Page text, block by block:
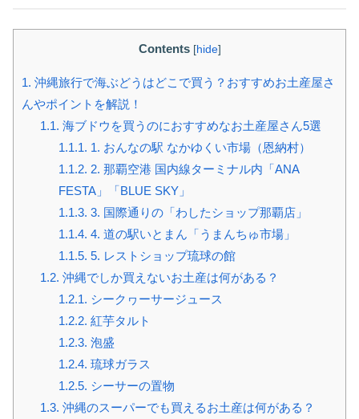
Contents [hide]
1. 沖縄旅行で海ぶどうはどこで買う？おすすめお土産屋さ
んやポイントを解説！
1.1. 海ブドウを買うのにおすすめなお土産屋さん5選
1.1.1. 1. おんなの駅 なかゆくい市場（恩納村）
1.1.2. 2. 那覇空港 国内線ターミナル内「ANA
FESTA」「BLUE SKY」
1.1.3. 3. 国際通りの「わしたショップ那覇店」
1.1.4. 4. 道の駅いとまん「うまんちゅ市場」
1.1.5. 5. レストショップ琉球の館
1.2. 沖縄でしか買えないお土産は何がある？
1.2.1. シークヮーサージュース
1.2.2. 紅芋タルト
1.2.3. 泡盛
1.2.4. 琉球ガラス
1.2.5. シーサーの置物
1.3. 沖縄のスーパーでも買えるお土産は何がある？